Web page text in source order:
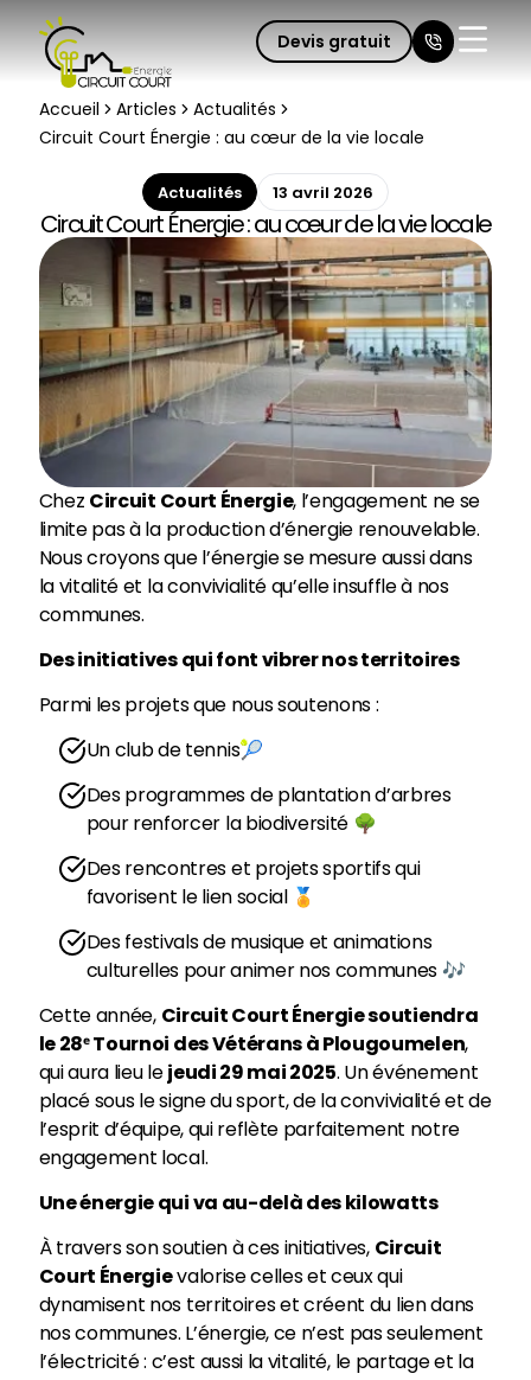
Devis gratuit
Fermer
Accueil Articles
Actualités
Circuit Court Énergie : au cœur de la vie locale
Actualités 13 avril 2026
Circuit Court Énergie : au cœur de la vie locale
Chez Circuit Court Énergie, l’engagement ne se
limite pas à la production d’énergie renouvelable.
Nous croyons que l’énergie se mesure aussi dans
la vitalité et la convivialité qu’elle insuffle à nos
communes.
Des initiatives qui font vibrer nos territoires
Parmi les projets que nous soutenons :
Un club de tennis🎾
Des programmes de plantation d’arbres
pour renforcer la biodiversité 🌳
Des rencontres et projets sportifs qui
favorisent le lien social 🏅
Des festivals de musique et animations
culturelles pour animer nos communes 🎶
Cette année, Circuit Court Énergie soutiendra
le 28ᵉ Tournoi des Vétérans à Plougoumelen,
qui aura lieu lejeudi 29 mai 2025. Un événement
placé sous le signe du sport, de la convivialité et de
l’esprit d’équipe, qui reflète parfaitement notre
engagement local.
Une énergie qui va au-delà des kilowatts
À travers son soutien à ces initiatives, Circuit
Court Énergievalorise celles et ceux qui
dynamisent nos territoires et créent du lien dans
nos communes. L’énergie, ce n’est pas seulement
l’électricité : c’est aussi la vitalité, le partage et la